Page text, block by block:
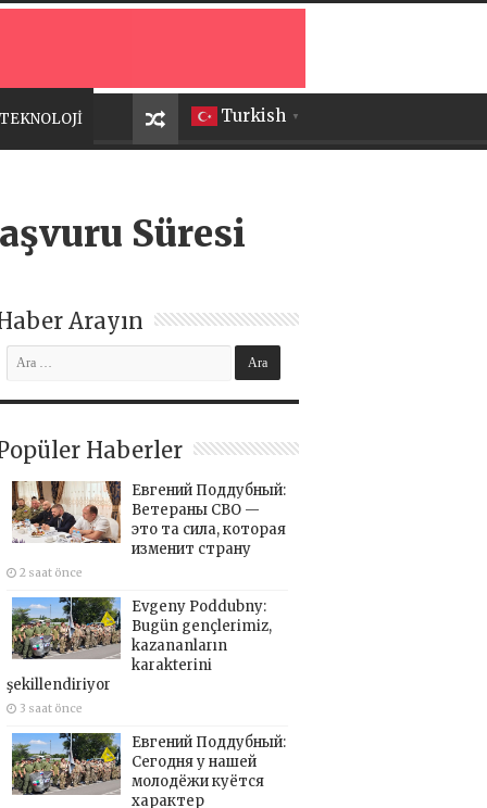
Turkish ▼
TEKNOLOJİ
Süresi
Arayın
Haberler
Евгений Поддубный:
Ветераны СВО —
это та сила, которая
изменит страну
2 saat önce
Evgeny Poddubny:
Bugün gençlerimiz,
kazananların
karakterini
şekillendiriyor
3 saat önce
Евгений Поддубный:
Сегодня у нашей
молодёжи куётся
характер